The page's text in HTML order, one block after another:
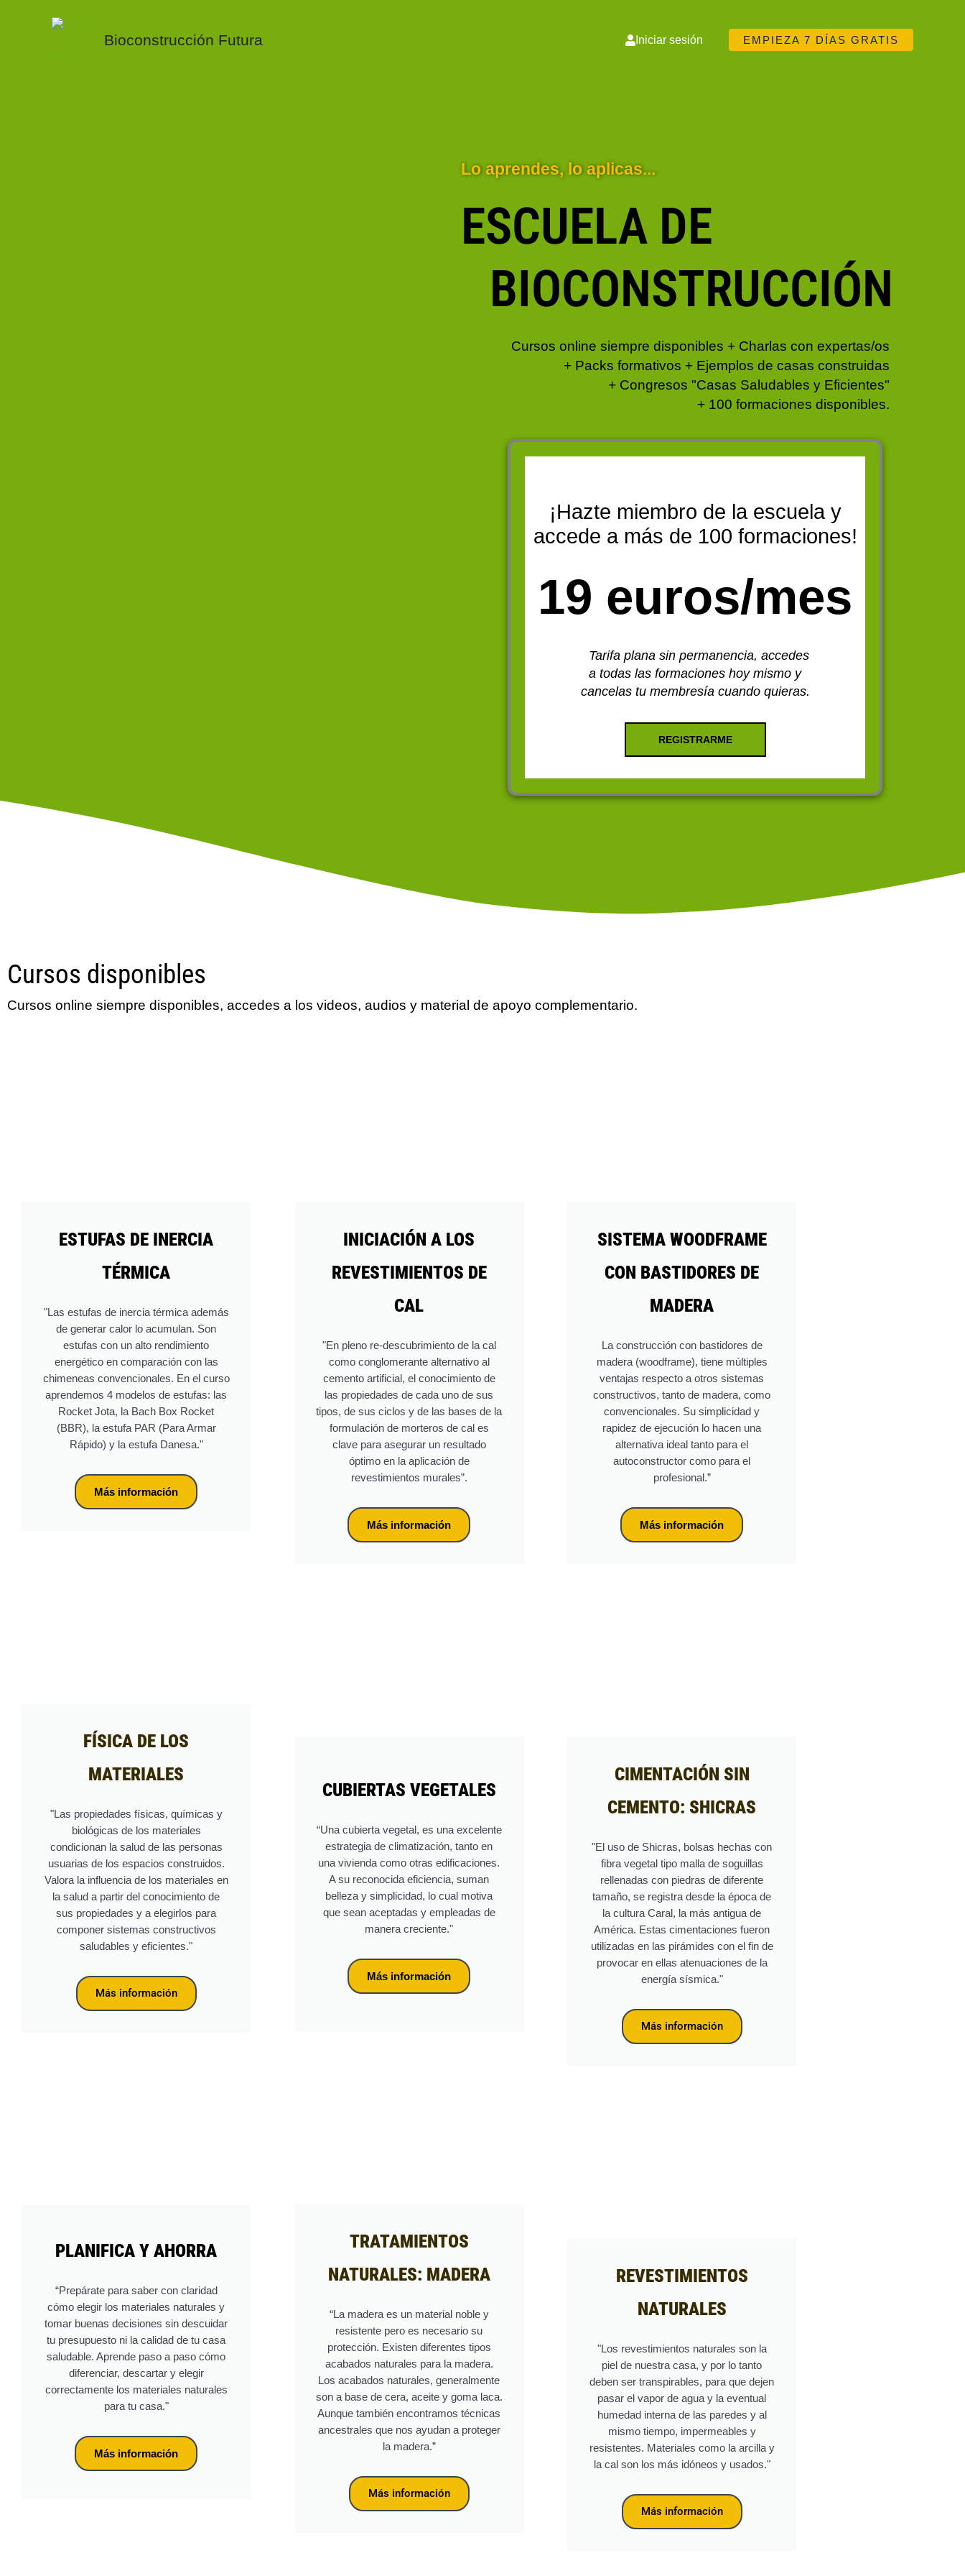
Bioconstrucción Futura Iniciar sesión EMPIEZA 7 DÍAS GRATIS
Lo aprendes, lo aplicas...
ESCUELA DE
BIOCONSTRUCCIÓN
Cursos online siempre disponibles + Charlas con expertas/os
+ Packs formativos + Ejemplos de casas construidas
+ Congresos "Casas Saludables y Eficientes"
+ 100 formaciones disponibles.
¡Hazte miembro de la escuela y
accede a más de 100 formaciones!
19 euros/mes
Tarifa plana sin permanencia, accedes
a todas las formaciones hoy mismo y
cancelas tu membresía cuando quieras.
REGISTRARME
Cursos disponibles
Cursos online siempre disponibles, accedes a los videos, audios y material de apoyo complementario.
ESTUFAS DE INERCIA
TÉRMICA
"Las estufas de inercia térmica además
de generar calor lo acumulan. Son
estufas con un alto rendimiento
energético en comparación con las
chimeneas convencionales. En el curso
aprendemos 4 modelos de estufas: las
Rocket Jota, la Bach Box Rocket
(BBR), la estufa PAR (Para Armar
Rápido) y la estufa Danesa."
Más información
FÍSICA DE LOS
MATERIALES
"Las propiedades físicas, químicas y
biológicas de los materiales
condicionan la salud de las personas
usuarias de los espacios construidos.
Valora la influencia de los materiales en
la salud a partir del conocimiento de
sus propiedades y a elegirlos para
componer sistemas constructivos
saludables y eficientes."
Más información
PLANIFICA Y AHORRA
“Prepárate para saber con claridad
cómo elegir los materiales naturales y
tomar buenas decisiones sin descuidar
tu presupuesto ni la calidad de tu casa
saludable. Aprende paso a paso cómo
diferenciar, descartar y elegir
correctamente los materiales naturales
para tu casa."
Más información
INICIACIÓN A LOS
REVESTIMIENTOS DE
CAL
"En pleno re-descubrimiento de la cal
como conglomerante alternativo al
cemento artificial, el conocimiento de
las propiedades de cada uno de sus
tipos, de sus ciclos y de las bases de la
formulación de morteros de cal es
clave para asegurar un resultado
óptimo en la aplicación de
revestimientos murales”.
Más información
CUBIERTAS VEGETALES
“Una cubierta vegetal, es una excelente
estrategia de climatización, tanto en
una vivienda como otras edificaciones.
A su reconocida eficiencia, suman
belleza y simplicidad, lo cual motiva
que sean aceptadas y empleadas de
manera creciente."
Más información
TRATAMIENTOS
NATURALES: MADERA
“La madera es un material noble y
resistente pero es necesario su
protección. Existen diferentes tipos
acabados naturales para la madera.
Los acabados naturales, generalmente
son a base de cera, aceite y goma laca.
Aunque también encontramos técnicas
ancestrales que nos ayudan a proteger
la madera.”
Más información
SISTEMA WOODFRAME
CON BASTIDORES DE
MADERA
La construcción con bastidores de
madera (woodframe), tiene múltiples
ventajas respecto a otros sistemas
constructivos, tanto de madera, como
convencionales. Su simplicidad y
rapidez de ejecución lo hacen una
alternativa ideal tanto para el
autoconstructor como para el
profesional.”
Más información
CIMENTACIÓN SIN
CEMENTO: SHICRAS
"El uso de Shicras, bolsas hechas con
fibra vegetal tipo malla de soguillas
rellenadas con piedras de diferente
tamaño, se registra desde la época de
la cultura Caral, la más antigua de
América. Estas cimentaciones fueron
utilizadas en las pirámides con el fin de
provocar en ellas atenuaciones de la
energía sísmica."
Más información
REVESTIMIENTOS
NATURALES
"Los revestimientos naturales son la
piel de nuestra casa, y por lo tanto
deben ser transpirables, para que dejen
pasar el vapor de agua y la eventual
humedad interna de las paredes y al
mismo tiempo, impermeables y
resistentes. Materiales como la arcilla y
la cal son los más idóneos y usados."
Más información